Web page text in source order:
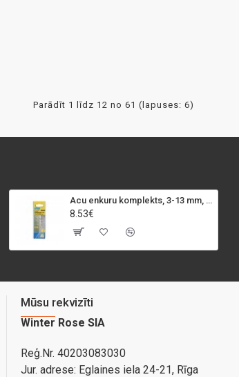
Parādīt 1 līdz 12 no 61 (lapuses: 6)
Acu enkuru komplekts, 3-13 mm, Rapid, 12 gab.
8.53€
Mūsu rekvizīti
Winter Rose SIA
Reģ.Nr. 40203083030
Jur. adrese: Eglaines iela 24-21, Rīga